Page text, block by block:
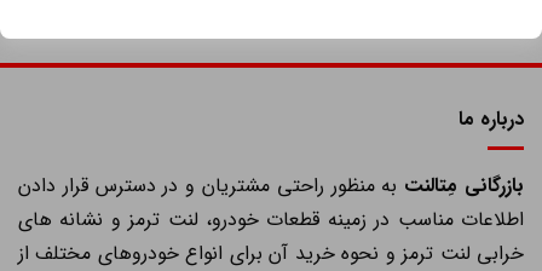
درباره ما
بازرگانی مِتالنتبه منظور راحتی مشتریان و در دسترس قرار دادن
اطلاعات مناسب در زمینه قطعات خودرو، لنت ترمز و نشانه های
خرابی لنت ترمز و نحوه خرید آن برای انواع خودروهای مختلف از